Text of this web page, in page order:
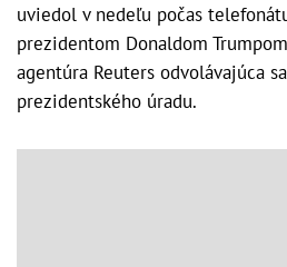
uviedol v nedeľu počas
prezidentom Donaldom
agentúra Reuters odvolávajúca
prezidentského úradu.